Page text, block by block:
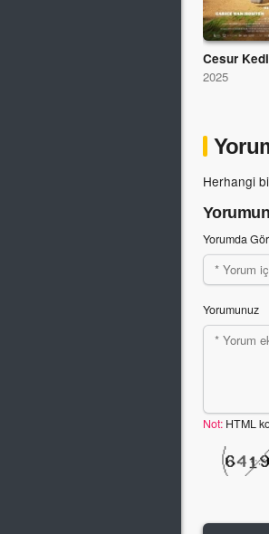
Cesur
2025
Herhangi
Yorumda
Yorumunuz
Not: HTML